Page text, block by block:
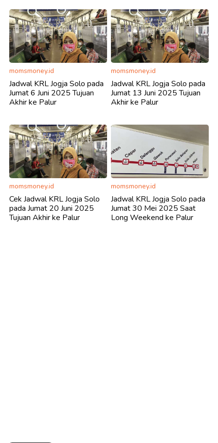
momsmoney.id
Jadwal KRL Jogja Solo pada
Jumat 6 Juni 2025 Tujuan
Akhir ke Palur
momsmoney.id
Jadwal KRL Jogja Solo pada
Jumat 13 Juni 2025 Tujuan
Akhir ke Palur
momsmoney.id
Cek Jadwal KRL Jogja Solo
pada Jumat 20 Juni 2025
Tujuan Akhir ke Palur
momsmoney.id
Jadwal KRL Jogja Solo pada
Jumat 30 Mei 2025 Saat
Long Weekend ke Palur